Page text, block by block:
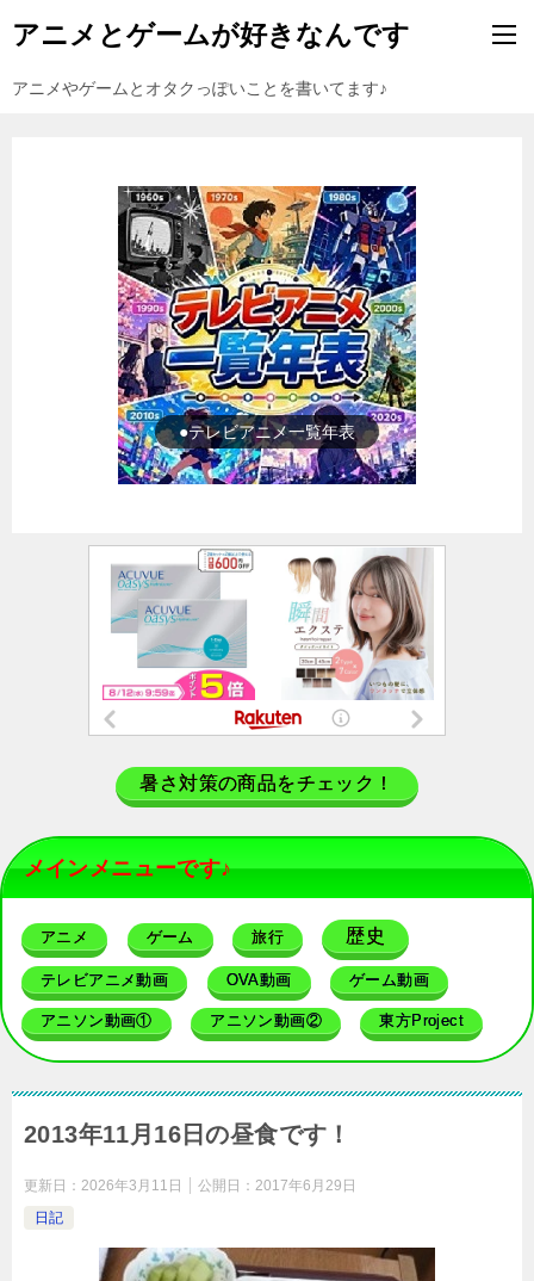
アニメとゲームが好きなんです
アニメやゲームとオタクっぽいことを書いてます♪
●ゲーム一覧年表
暑さ対策の商品をチェック！
メインメニューです♪
アニメ ゲーム 旅行 歴史
テレビアニメ動画 OVA動画 ゲーム動画
アニソン動画① アニソン動画② 東方Project
2013年11月16日の昼食です！
更新日： 2026年3月11日 公開日： 2017年6月29日
日記